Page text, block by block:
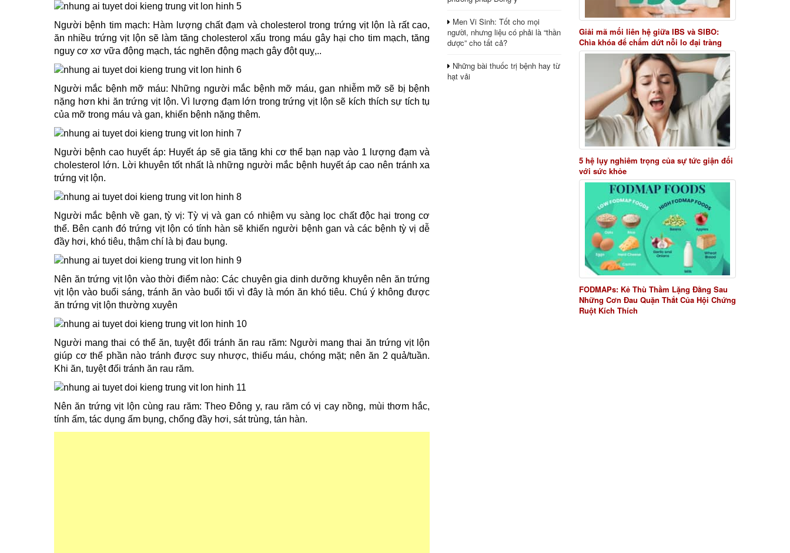
Người bệnh tim mạch: Hàm lượng chất đạm và cholesterol trong trứng vịt lộn là rất cao,
ăn nhiều trứng vịt lộn sẽ làm tăng cholesterol xấu trong máu gây hại cho tim mạch, tăng
nguy cơ xơ vữa động mạch, tác nghẽn động mạch gây đột quỵ,..
Người mắc bệnh mỡ máu: Những người mắc bệnh mỡ máu, gan nhiễm mỡ sẽ bị bệnh
nặng hơn khi ăn trứng vịt lộn. Vì lượng đạm lớn trong trứng vịt lộn sẽ kích thích sự tích tụ
của mỡ trong máu và gan, khiến bệnh nặng thêm.
Người bệnh cao huyết áp: Huyết áp sẽ gia tăng khi cơ thể bạn nạp vào 1 lượng đạm và
cholesterol lớn. Lời khuyên tốt nhất là những người mắc bệnh huyết áp cao nên tránh xa
trứng vịt lộn.
Người mắc bệnh về gan, tỳ vị: Tỳ vị và gan có nhiệm vụ sàng lọc chất độc hại trong cơ
thể. Bên cạnh đó trứng vịt lộn có tính hàn sẽ khiến người bệnh gan và các bệnh tỳ vị dễ
đầy hơi, khó tiêu, thậm chí là bị đau bụng.
Nên ăn trứng vịt lộn vào thời điểm nào: Các chuyên gia dinh dưỡng khuyên nên ăn trứng
vịt lộn vào buổi sáng, tránh ăn vào buổi tối vì đây là món ăn khó tiêu. Chú ý không được
ăn trứng vịt lộn thường xuyên
Người mang thai có thể ăn, tuyệt đối tránh ăn rau răm: Người mang thai ăn trứng vịt lộn
giúp cơ thể phần nào tránh được suy nhược, thiếu máu, chóng mặt; nên ăn 2 quả/tuần.
Khi ăn, tuyệt đối tránh ăn rau răm.
Nên ăn trứng vịt lộn cùng rau răm: Theo Đông y, rau răm có vị cay nồng, mùi thơm hắc,
tính ấm, tác dụng ấm bụng, chống đầy hơi, sát trùng, tán hàn.
Men Vi Sinh: Tốt cho mọi
người, nhưng liệu có phải là “thần
dược” cho tất cả?
Những bài thuốc trị bệnh hay từ
hạt vải
Giải mã mối liên hệ giữa IBS và SIBO:
Chìa khóa để chấm dứt nỗi lo đại tràng
5 hệ lụy nghiêm trọng của sự tức giận đối
với sức khỏe
FODMAPs: Kẻ Thù Thầm Lặng Đằng Sau
Những Cơn Đau Quặn Thắt Của Hội Chứng
Ruột Kích Thích